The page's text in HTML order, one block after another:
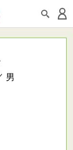
男